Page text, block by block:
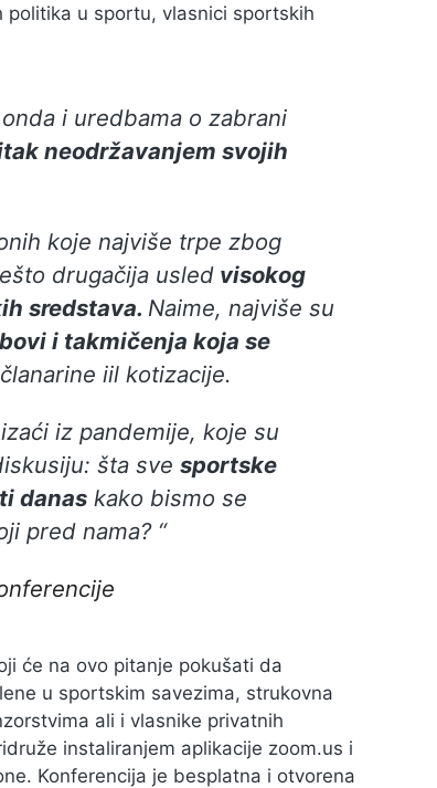
u sportu, vlasnici sportskih
i uredbama o zabrani
neodržavanjem svojih
koje najviše trpe zbog
drugačija usled visokog
sredstava. Naime, najviše su
i takmičenja koja se
iil kotizacije.
iz pandemije, koje su
šta sve sportske
danas kako bismo se
pred nama? “
će na ovo pitanje pokušati da
u sportskim savezima, strukovna
ali i vlasnike privatnih
instaliranjem aplikacije zoom.us i
Konferencija je besplatna i otvorena